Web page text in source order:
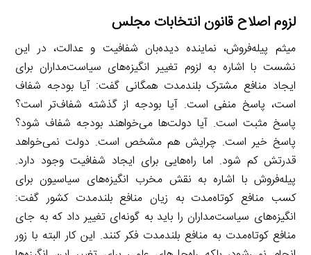
لزوم اصلاح قانون انتخابات مجلس
میثم پیله‌فروش، نماینده دیده‌بان شفافیت و عدالت، در این
نشست با اشاره به لزوم تغییر انگیزه‌های سیاست‌مداران برای
ایجاد منافع مشترک بلندمدت همگانی گفت: آیا بودجه شفاف
است، پاسخ منفی است. آیا بودجه از گذشته شفاف‌تر است؟
پاسخ مثبت است. آیا دولت‌ها می‌خواهند بودجه شفاف شود؟
پاسخ خیر است. چرایش هم مشخص است. دولت نمی‌خواهد
قدرتش کم شود. اما راه‌هایی برای ایجاد شفافیت وجود دارد.
پیله‌فروش با اشاره به نقش مخرب انگیزه‌های سیاسیون برای
کسب منافع کوتاه‌مدت به زیان منافع بلندمدت کشور گفت:
انگیزه‌های سیاست‌مداران را باید به گونه‌ای تغییر داد که به جای
منافع کوتاه‌مدت به منافع بلندمدت فکر کنند. این کار البته با زور